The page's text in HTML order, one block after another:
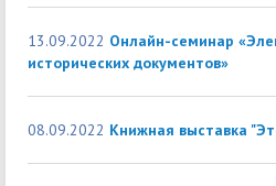
13.09.2022 Онлайн-семинар
исторических документов»
08.09.2022 Книжная выставка